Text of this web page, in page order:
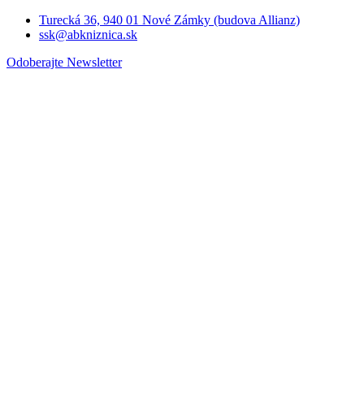
Turecká 36, 940 01 Nové Zámky (budova Allianz)
ssk@abkniznica.sk
Odoberajte Newsletter